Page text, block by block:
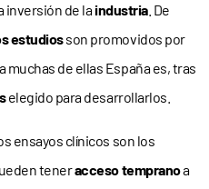
inversión de laindustria. De
estudiosson promovidos por
muchas de ellas España es, tras
elegido para desarrollarlos.
ensayos clínicos son los
teneracceso tempranoa